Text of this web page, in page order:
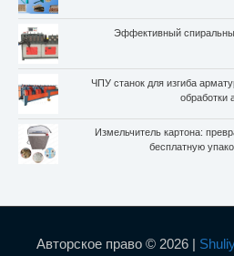
Эффективный
ЧПУ станок для изгиба
обработки
Измельчитель картона:
бесплатную
Авторское право © 2026 |